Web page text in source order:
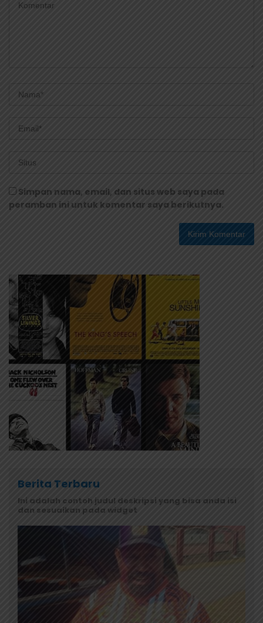
Simpan nama, email, dan situs web saya pada
peramban ini untuk komentar saya berikutnya.
Berita Terbaru
Ini adalah contoh judul deskripsi yang bisa anda isi
dan sesuaikan pada widget